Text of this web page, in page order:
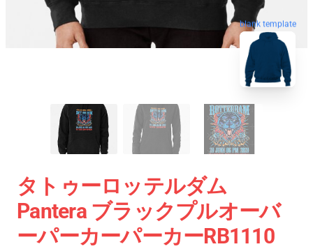
blank template
タトゥーロッテルダム
Pantera ブラックプルオーバ
ーパーカーパーカーRB1110